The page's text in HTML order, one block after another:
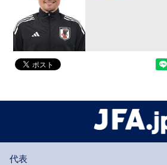
代表